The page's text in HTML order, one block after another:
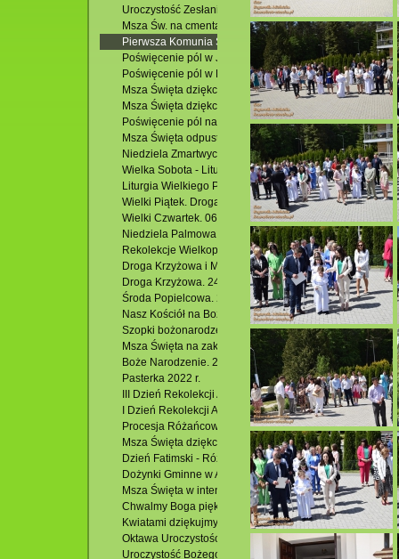
Uroczystość Zesłania Ducha Świętego - odpust.
Msza Św. na cmentarzu parafialnym w Krasnobrodzie
Pierwsza Komunia Święta. 21.05.2023 r.
Poświęcenie pól w Jacni. 13.05.2023 r.
Poświęcenie pól w Hutkach i Msza Święta.
Msza Święta dziękczynna z okazji imienin i 55 rocznicy
Msza Święta dziękczynna dla Członków i Rodzin Kół
Poświęcenie pól na osiedlu Podzamek i Msza Święta.
Msza Święta odpustowa w Kościele pw. Miłosierdzia
Niedziela Zmartwychwstania – Rezurekcja. 09.04.2023 r.
Wielka Sobota - Liturgia Wigilii Paschalnej. 08.06.2023 r.
Liturgia Wielkiego Piątku. 07.04.2023 r.
Wielki Piątek. Droga Krzyżowa. 07.04.2023 r.
Wielki Czwartek. 06.04.2023 r.
Niedziela Palmowa. 02.04.2023 r.
Rekolekcje Wielkopostne. 30.03 - 01.04.2023 r.
Droga Krzyżowa i Msza Święta. 03.03.2023 r.
Droga Krzyżowa. 24.02.2023 r.
Środa Popielcowa. 22.02.2023 r.
Nasz Kościół na Boże Narodzenie 2022 r.
Szopki bożonarodzeniowe w Kościołach filialnych w
Msza Święta na zakończenie roku oraz nabożeństwo
Boże Narodzenie. 25.12.2022 r.
Pasterka 2022 r.
III Dzień Rekolekcji Adwentowych 2022. 10.12.2022 r.
I Dzień Rekolekcji Adwentowych 2022. 08.12.2022 r.
Procesja Różańcowa w Potoczku. 23.10.2022 r.
Msza Święta dziękczynna z racji 100. urodzin Heleny H.
Dzień Fatimski - Różaniec. 13.10.2022 r.
Dożynki Gminne w Adamowie. 28.09.2022 r.
Msza Święta w intencji Róż Różańcowych. 07.10.2023 r.
Chwalmy Boga pięknem kwiatów. 10.07.2022 r.
Kwiatami dziękujmy Panu za Nasz Kościół. 29.06.2022 r.
Oktawa Uroczystości Najświętszego Ciała i Krwi
Uroczystość Bożego Ciała. Rocznica I Komunii Świętej.